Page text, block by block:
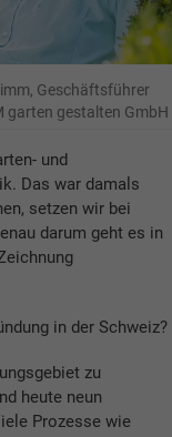
Geschäftsführer
garten gestalten GmbH
und
Das war damals
setzen wir bei
darum geht es in
in der Schweiz?
zu
heute neun
Prozesse wie